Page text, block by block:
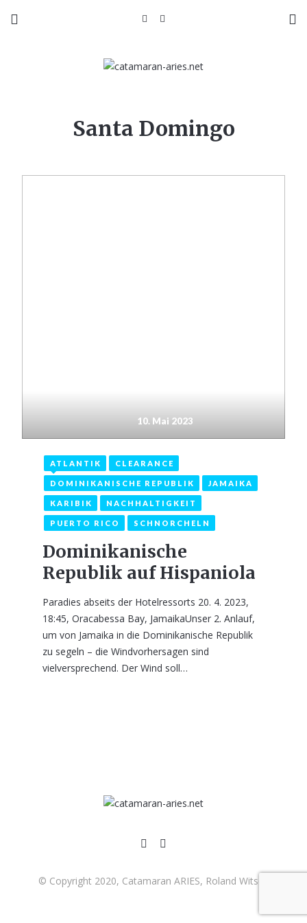
Santa Domingo
10. Mai 2023
ATLANTIK CLEARANCE
DOMINIKANISCHE REPUBLIK JAMAIKA
KARIBIK NACHHALTIGKEIT
PUERTO RICO SCHNORCHELN
Dominikanische
Republik auf Hispaniola
Paradies abseits der Hotelressorts 20. 4. 2023,
18:45, Oracabessa Bay, JamaikaUnser 2. Anlauf,
um von Jamaika in die Dominikanische Republik
zu segeln – die Windvorhersagen sind
vielversprechend. Der Wind soll…
© Copyright 2020, Catamaran ARIES, Roland Witsch